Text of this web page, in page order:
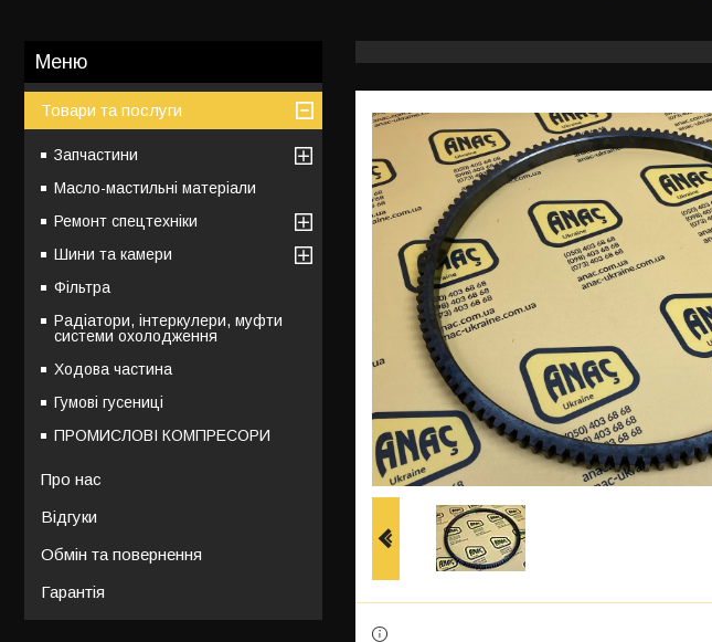
Товари та послуги
Запчастини
Масло-мастильні матеріали
Ремонт спецтехніки
Шини та камери
Фільтра
Радіатори, інтеркулери, муфти
системи охолодження
Ходова частина
Гумові гусениці
ПРОМИСЛОВІ КОМПРЕСОРИ
Про нас
Відгуки
Обмін та повернення
Гарантія